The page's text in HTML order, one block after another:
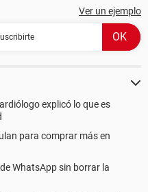
Ver un ejemplo
explicó lo que es
para comprar más en
WhatsApp sin borrar la